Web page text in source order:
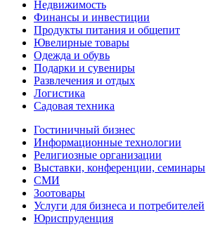
Недвижимость
Финансы и инвестиции
Продукты питания и общепит
Ювелирные товары
Одежда и обувь
Подарки и сувениры
Развлечения и отдых
Логистика
Садовая техника
Гостиничный бизнес
Информационные технологии
Религиозные организации
Выставки, конференции, семинары
СМИ
Зоотовары
Услуги для бизнеса и потребителей
Юриспруденция